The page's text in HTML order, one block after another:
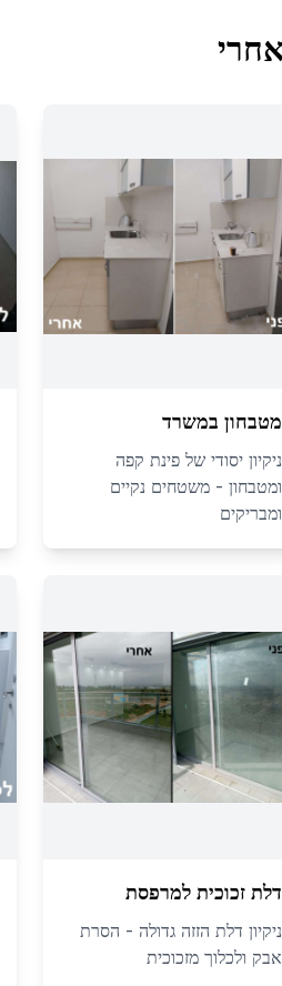
מטבחון במשרד
ניקיון יסודי של פינת קפה
ומטבחון - משטחים נקיים
ומבריקים
דלת זכוכית למרפסת
ניקיון דלת הזזה גדולה - הסרת
אבק ולכלוך מזכוכית